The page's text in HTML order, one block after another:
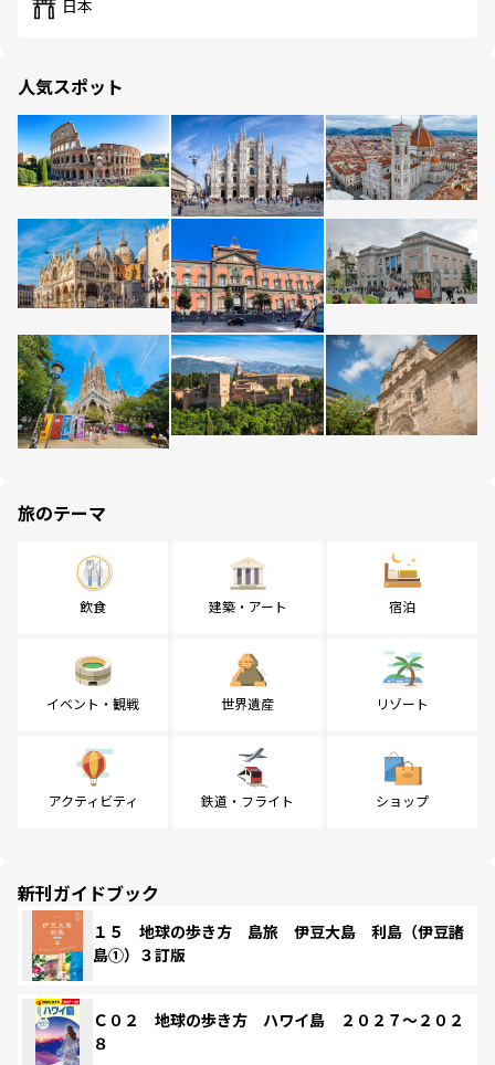
日本
人気スポット
旅のテーマ
飲食 建築・アート 宿泊
イベント・観戦 世界遺産 リゾート
アクティビティ 鉄道・フライト ショップ
新刊ガイドブック
１５ 地球の歩き方 島旅 伊豆大島 利島（伊豆諸
島①）３訂版
Ｃ０２ 地球の歩き方 ハワイ島 ２０２７～２０２
８